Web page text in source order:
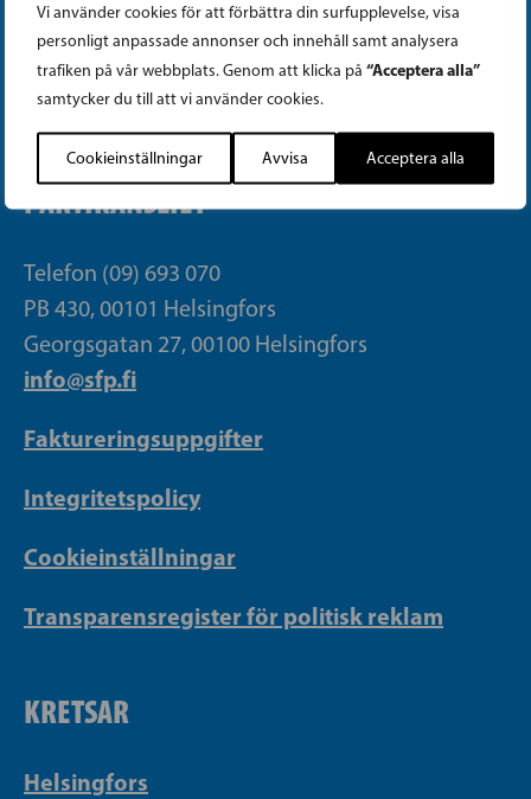
Vi använder cookies för att förbättra din surfupplevelse, visa
personligt anpassade annonser och innehåll samt analysera
trafiken på vår webbplats. Genom att klicka på “Acceptera alla”
samtycker du till att vi använder cookies.
Cookieinställningar Avvisa Acceptera alla
Facebook
Tiktok
PARTIKANSLIET
Telefon (09) 693 070
PB 430, 00101 Helsingfors
Georgsgatan 27, 00100 Helsingfors
info@sfp.fi
Faktureringsuppgifter
Integritetspolicy
Cookieinställningar
Transparensregister för politisk reklam
KRETSAR
Helsingfors